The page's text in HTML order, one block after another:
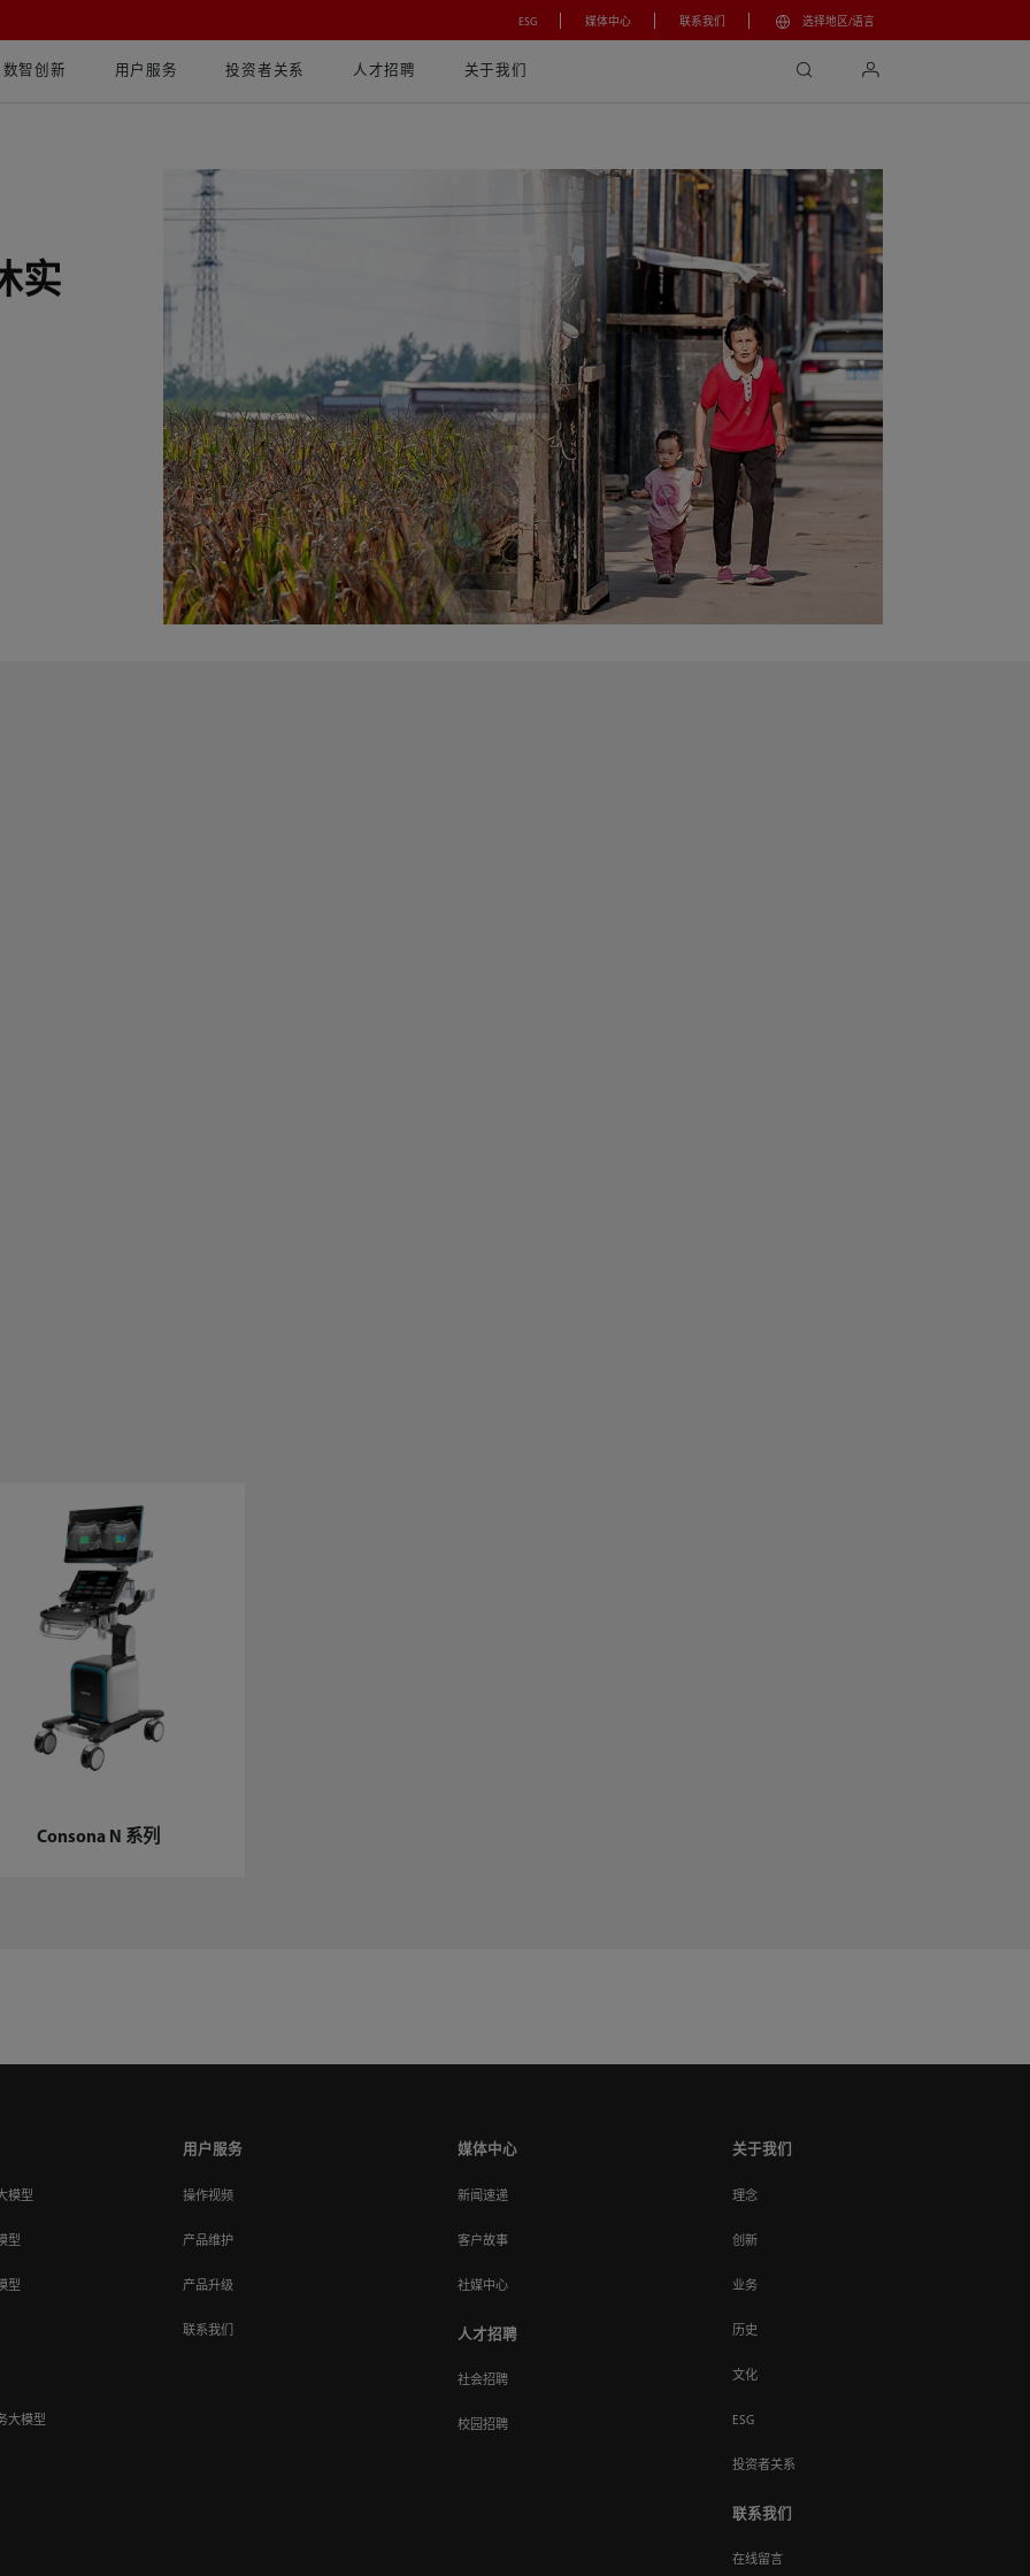
数智创新 用户服务 投资者关系 人才招聘 关于我们
ESG 媒体中心 联系我们 选择地区/语言
实
Consona N 系列
模型
型
型
大模型
用户服务
操作视频
产品维护
产品升级
联系我们
媒体中心
新闻速递
客户故事
社媒中心
人才招聘
社会招聘
校园招聘
关于我们
理念
创新
业务
历史
文化
ESG
投资者关系
联系我们
在线留言